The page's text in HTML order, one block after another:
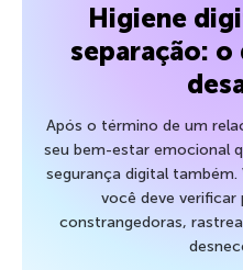
Higiene
separação:
Após o término de um
seu bem-estar emocional
segurança digital
você deve verificar
constrangedoras,